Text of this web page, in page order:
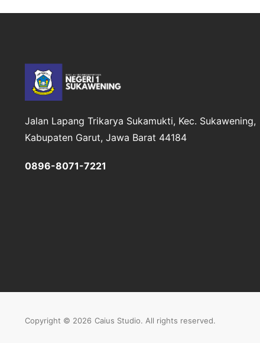
Jalan Lapang Trikarya Sukamukti, Kec. Sukawening,
Kabupaten Garut, Jawa Barat 44184
0896-8071-7221
Copyright © 2026 Caius Studio. All rights reserved.